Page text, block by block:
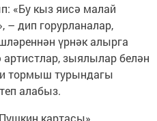
«Бу кыз яисә малай
дип горурланалар,
үрнәк алырга
зыялылар белән
тормыш турындагы
алабыз.
картасы»